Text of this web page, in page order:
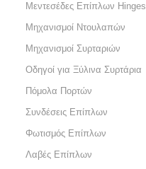
Μεντεσέδες Επίπλων Hinges
Μηχανισμοί Ντουλαπών
Μηχανισμοί Συρταριών
Οδηγοί για Ξύλινα Συρτάρια
Πόμολα Πορτών
Συνδέσεις Επίπλων
Φωτισμός Επίπλων
Λαβές Επίπλων